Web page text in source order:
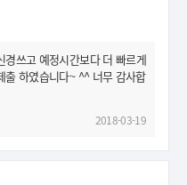
쓰고 예정시간보다 더 빠르게
출 하였습니다~ ^^ 너무 감사합
2018-03-19